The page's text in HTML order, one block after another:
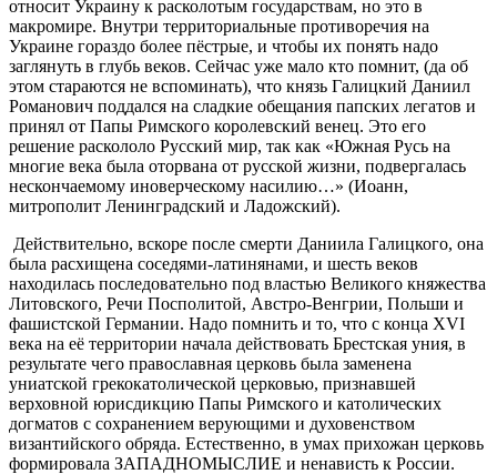
относит Украину к расколотым государствам, но это в
макромире. Внутри территориальные противоречия на
Украине гораздо более пёстрые, и чтобы их понять надо
заглянуть в глубь веков. Сейчас уже мало кто помнит, (да об
этом стараются не вспоминать), что князь Галицкий Даниил
Романович поддался на сладкие обещания папских легатов и
принял от Папы Римского королевский венец. Это его
решение раскололо Русский мир, так как «Южная Русь на
многие века была оторвана от русской жизни, подвергалась
нескончаемому иноверческому насилию…» (Иоанн,
митрополит Ленинградский и Ладожский).
Действительно, вскоре после смерти Даниила Галицкого, она
была расхищена соседями-латинянами, и шесть веков
находилась последовательно под властью Великого княжества
Литовского, Речи Посполитой, Австро-Венгрии, Польши и
фашистской Германии. Надо помнить и то, что с конца XVI
века на её территории начала действовать Брестская уния, в
результате чего православная церковь была заменена
униатской грекокатолической церковью, признавшей
верховной юрисдикцию Папы Римского и католических
догматов с сохранением верующими и духовенством
византийского обряда. Естественно, в умах прихожан церковь
формировала ЗАПАДНОМЫСЛИЕ и ненависть к России.